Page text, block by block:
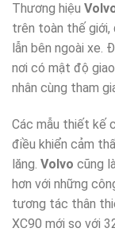
Thương hiệu
trên toàn thế giới,
lẫn bên ngoài xe.
nơi có mật độ
nhân cùng tham
Các mẫu thiết kế
điều khiển cảm
lăng. Volvo cũng
hơn với những
tương tác thân
XC90 mới so với